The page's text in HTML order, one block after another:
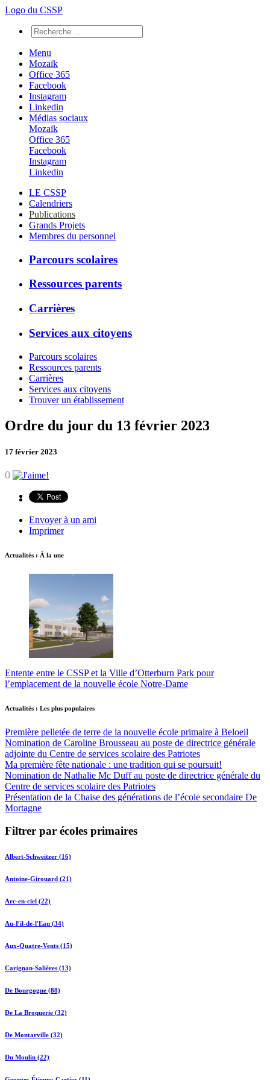
Logo du CSSP
Menu
Mozaïk
Office 365
Facebook
Instagram
Linkedin
Médias sociaux
Mozaïk
Office 365
Facebook
Instagram
Linkedin
LE CSSP
Calendriers
Publications
Grands Projets
Membres du personnel
Parcours scolaires
Ressources parents
Carrières
Services aux citoyens
Parcours scolaires
Ressources parents
Carrières
Services aux citoyens
Trouver un établissement
Ordre du jour du 13 février 2023
17 février 2023
0
Envoyer à un ami
Imprimer
Actualités : À la une
Entente entre le CSSP et la Ville d’Otterburn Park pour
l’emplacement de la nouvelle école Notre-Dame
Actualités : Les plus populaires
Première pelletée de terre de la nouvelle école primaire à Beloeil
Nomination de Caroline Brousseau au poste de directrice générale
adjointe du Centre de services scolaire des Patriotes
Ma première fête nationale : une tradition qui se poursuit!
Nomination de Nathalie Mc Duff au poste de directrice générale du
Centre de services scolaire des Patriotes
Présentation de la Chaise des générations de l’école secondaire De
Mortagne
Filtrer par écoles primaires
Albert-Schweitzer (16)
Antoine-Girouard (21)
Arc-en-ciel (22)
Au-Fil-de-l'Eau (34)
Aux-Quatre-Vents (15)
Carignan-Salières (13)
De Bourgogne (88)
De La Broquerie (32)
De Montarville (32)
Du Moulin (22)